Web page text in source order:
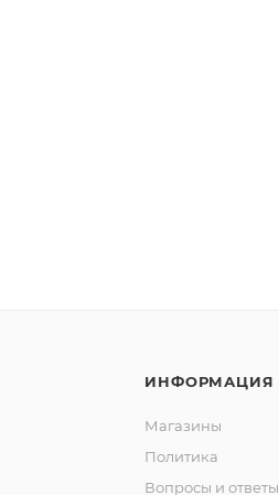
ИНФОРМАЦИЯ
Магазины
Политика
Вопросы и ответы